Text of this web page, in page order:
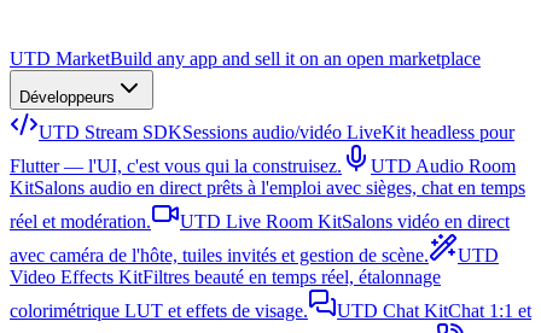
UTD MarketBuild any app and sell it on an open marketplace
Développeurs
UTD Stream SDKSessions audio/vidéo LiveKit headless pour
Flutter — l'UI, c'est vous qui la construisez.
UTD Audio Room
KitSalons audio en direct prêts à l'emploi avec sièges, chat en temps
réel et modération.
UTD Live Room KitSalons vidéo en direct
avec caméra de l'hôte, tuiles invités et gestion de scène.
UTD
Video Effects KitFiltres beauté en temps réel, étalonnage
colorimétrique LUT et effets de visage.
UTD Chat KitChat 1:1 et